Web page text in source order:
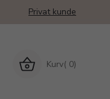
Privat kunde
Kurv( 0)